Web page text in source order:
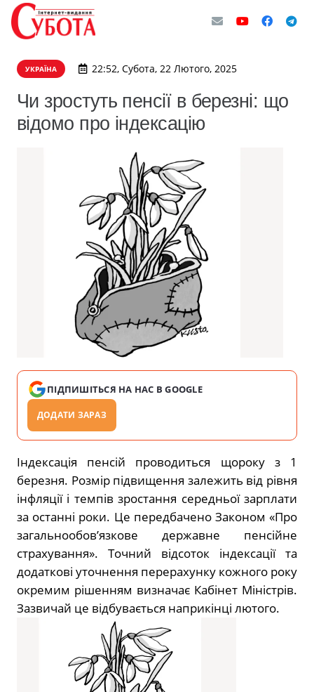
УКРАЇНА 22:52, Субота, 22 Лютого, 2025
Чи зростуть пенсії в березні: що
відомо про індексацію
ПІДПИШІТЬСЯ НА НАС В GOOGLE
ДОДАТИ ЗАРАЗ
Індексація пенсій проводиться щороку з 1
березня. Розмір підвищення залежить від рівня
інфляції і темпів зростання середньої зарплати
за останні роки. Це передбачено Законом «Про
загальнообов’язкове державне пенсійне
страхування». Точний відсоток індексації та
додаткові уточнення перерахунку кожного року
окремим рішенням визначає Кабінет Міністрів.
Зазвичай це відбувається наприкінці лютого.